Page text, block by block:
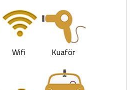
Wifi Kuaför